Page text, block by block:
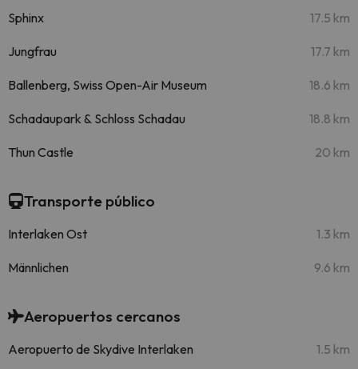
Sphinx 17.5 km
Jungfrau 17.7 km
Ballenberg, Swiss Open-Air Museum 18.6 km
Schadaupark & Schloss Schadau 18.8 km
Thun Castle 20 km
Transporte público
Interlaken Ost 1.3 km
Männlichen 9.6 km
Aeropuertos cercanos
Aeropuerto de Skydive Interlaken 1.5 km